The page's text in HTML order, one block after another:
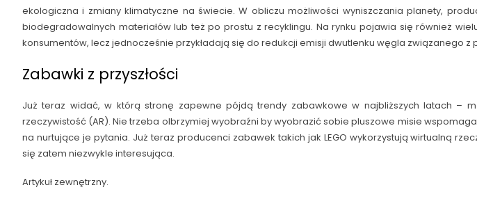
ekologiczna i zmiany klimatyczne na świecie. W obliczu możliwości wyniszczania planety,
biodegradowalnych materiałów lub też po prostu z recyklingu. Na rynku pojawia się również
konsumentów, lecz jednocześnie przykładają się do redukcji emisji dwutlenku węgla związanego
Zabawki z przyszłości
Już teraz widać, w którą stronę zapewne pójdą trendy zabawkowe w najbliższych latach –
rzeczywistość (AR). Nie trzeba olbrzymiej wyobraźni by wyobrazić sobie pluszowe misie
na nurtujące je pytania. Już teraz producenci zabawek takich jak LEGO wykorzystują wirtualną
się zatem niezwykle interesująca.
Artykuł zewnętrzny.